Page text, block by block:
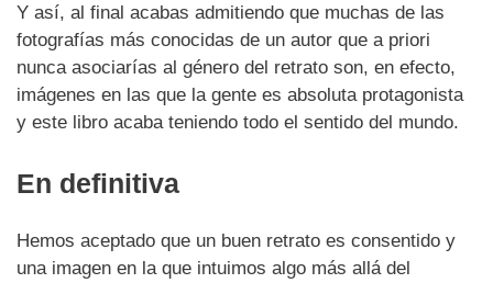
Y así, al final acabas admitiendo que muchas de las
fotografías más conocidas de un autor que a priori
nunca asociarías al género del retrato son, en efecto,
imágenes en las que la gente es absoluta protagonista
y este libro acaba teniendo todo el sentido del mundo.
En definitiva
Hemos aceptado que un buen retrato es consentido y
una imagen en la que intuimos algo más allá del